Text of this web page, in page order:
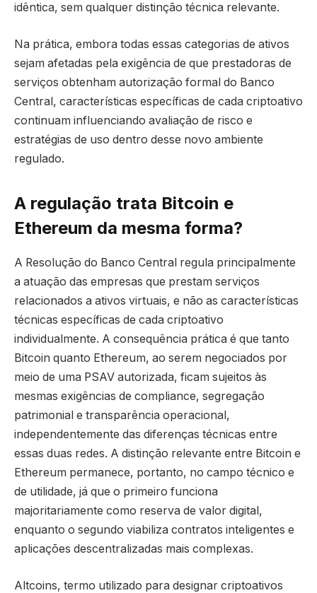
idêntica, sem qualquer distinção técnica relevante.
Na prática, embora todas essas categorias de ativos
sejam afetadas pela exigência de que prestadoras de
serviços obtenham autorização formal do Banco
Central, características específicas de cada criptoativo
continuam influenciando avaliação de risco e
estratégias de uso dentro desse novo ambiente
regulado.
A regulação trata Bitcoin e
Ethereum da mesma forma?
A Resolução do Banco Central regula principalmente
a atuação das empresas que prestam serviços
relacionados a ativos virtuais, e não as características
técnicas específicas de cada criptoativo
individualmente. A consequência prática é que tanto
Bitcoin quanto Ethereum, ao serem negociados por
meio de uma PSAV autorizada, ficam sujeitos às
mesmas exigências de compliance, segregação
patrimonial e transparência operacional,
independentemente das diferenças técnicas entre
essas duas redes. A distinção relevante entre Bitcoin e
Ethereum permanece, portanto, no campo técnico e
de utilidade, já que o primeiro funciona
majoritariamente como reserva de valor digital,
enquanto o segundo viabiliza contratos inteligentes e
aplicações descentralizadas mais complexas.
Altcoins, termo utilizado para designar criptoativos